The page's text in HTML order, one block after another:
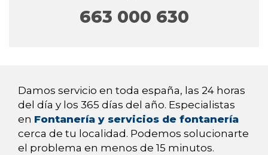
663 000 630
Damos servicio en toda españa, las 24 horas
del día y los 365 días del año. Especialistas
en Fontanería y servicios de fontanería
cerca de tu localidad. Podemos solucionarte
el problema en menos de 15 minutos.